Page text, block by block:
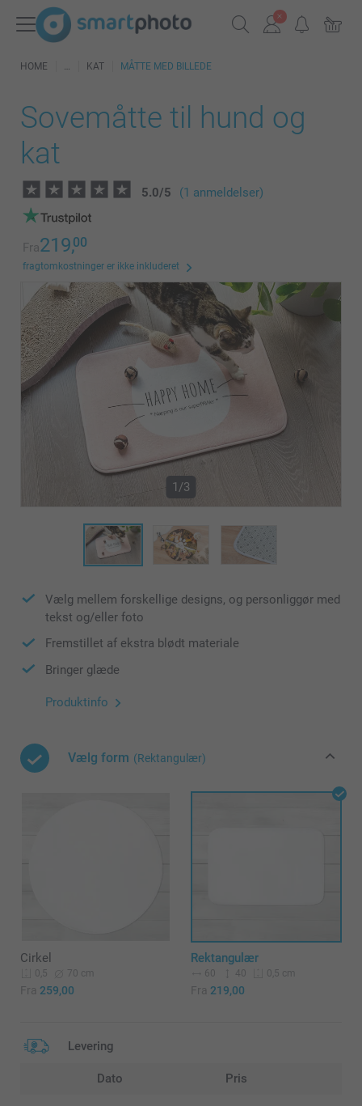
HOME KAT MÅTTE MED BILLEDE
Sovemåtte til hund og
kat
5.0/5 (1 anmeldelser)
Fra219,00
fragtomkostninger er ikke inkluderet
1/3
Vælg mellem forskellige designs, og personliggør med
tekst og/eller foto
Fremstillet af ekstra blødt materiale
Bringer glæde
Produktinfo
Vælg form (Rektangulær)
Cirkel
0,5 70 cm
Fra 259,00
Rektangulær
60 40 0,5 cm
Fra 219,00
Levering
Dato Pris